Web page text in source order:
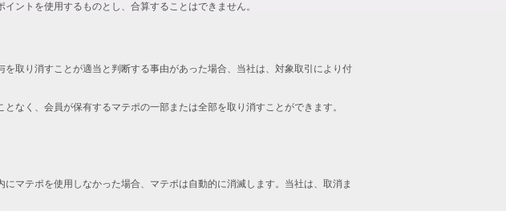
ントを使用するものとし、合算することはできません。
取り消すことが適当と判断する事由があった場合、当社は、対象取引により付
なく、会員が保有するマテポの一部または全部を取り消すことができます。
マテポを使用しなかった場合、マテポは自動的に消滅します。当社は、取消ま